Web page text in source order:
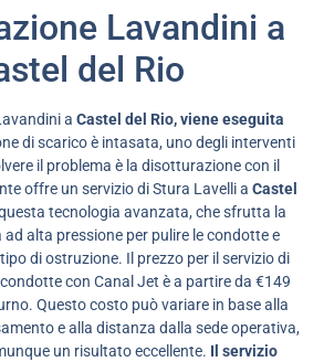
Lavandini a
del Rio
a Castel del Rio, viene eseguita
di scarico è intasata, uno degli interventi
il problema è la disotturazione con il
offre un servizio di Stura Lavelli a Castel
tecnologia avanzata, che sfrutta la
ad alta pressione per pulire le condotte e
di ostruzione. Il prezzo per il servizio di
con Canal Jet è a partire da €149
Questo costo può variare in base alla
e alla distanza dalla sede operativa,
un risultato eccellente. Il servizio